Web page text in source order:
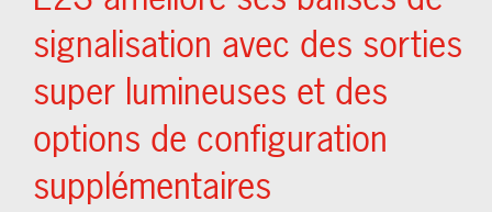
signalisation avec des sorties
super lumineuses et des
options de configuration
supplémentaires